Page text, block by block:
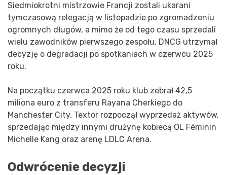
Siedmiokrotni mistrzowie Francji zostali ukarani
tymczasową relegacją w listopadzie po zgromadzeniu
ogromnych długów, a mimo że od tego czasu sprzedali
wielu zawodników pierwszego zespołu, DNCG utrzymał
decyzję o degradacji po spotkaniach w czerwcu 2025
roku.
Na początku czerwca 2025 roku klub zebrał 42,5
miliona euro z transferu Rayana Cherkiego do
Manchester City. Textor rozpoczął wyprzedaż aktywów,
sprzedając między innymi drużynę kobiecą OL Féminin
Michelle Kang oraz arenę LDLC Arena.
Odwrócenie decyzji